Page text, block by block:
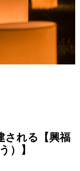
される【興福
）】